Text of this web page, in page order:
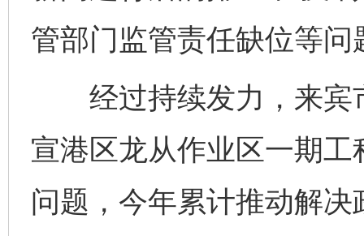
管部门监管责任缺位等问
经过持续发力，来宾
宣港区龙从作业区一期
问题，今年累计推动解